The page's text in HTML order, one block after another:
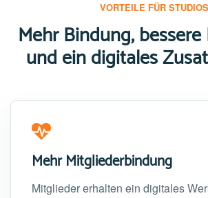
VORTEILE FÜR STUDIOS
Mehr Bindung,
und ein digitales
Mehr Mitgliederbindung
Mitglieder erhalten ein digitales